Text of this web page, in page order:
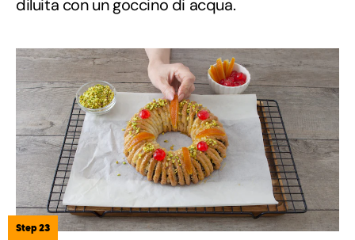
diluita con un goccino di acqua.
Step 23